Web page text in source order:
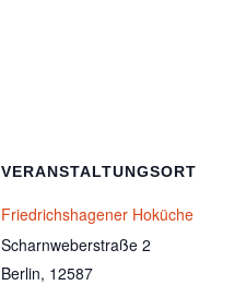
VERANSTALTUNGSORT
Friedrichshagener Hoküche
Scharnweberstraße 2
Berlin, 12587